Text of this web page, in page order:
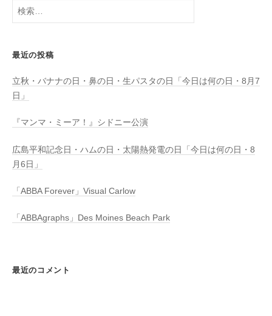
検
最近の投稿
立秋・バナナの日・鼻の日・生パスタの日「今日は何の日・8月7
日」
『マンマ・ミーア！』シドニー公演
広島平和記念日・ハムの日・太陽熱発電の日「今日は何の日・8
月6日」
「ABBA Forever」Visual Carlow
「ABBAgraphs」Des Moines Beach Park
最近のコメント